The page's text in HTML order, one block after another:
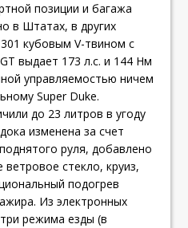
позиции и багажа
в Штатах, в других
кубовым V-твином с
выдает 173 л.с. и 144 Нм
управляемостью ничем
Super Duke.
до 23 литров в угоду
изменена за счет
руля, добавлено
стекло, круиз,
подогрев
Из электронных
режима езды (в